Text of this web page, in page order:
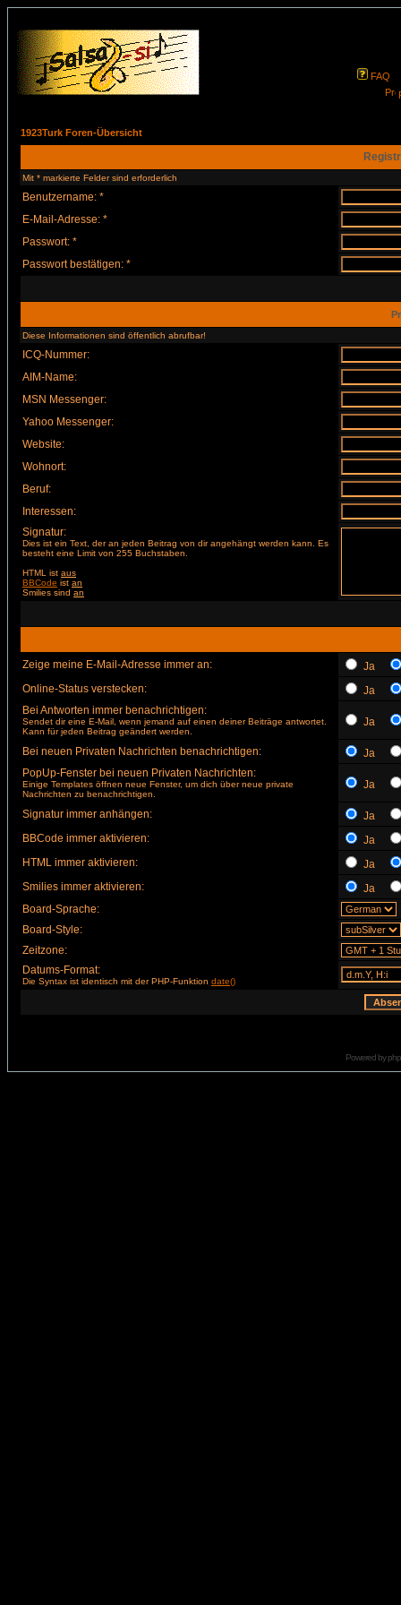
FAQ
1923Turk Foren-Übersicht
Mit * markierte Felder sind erforderlich
Benutzername: *
E-Mail-Adresse: *
Passwort: *
Passwort bestätigen: *
Diese Informationen sind öffentlich abrufbar!
ICQ-Nummer:
AIM-Name:
MSN Messenger:
Yahoo Messenger:
Website:
Wohnort:
Beruf:
Interessen:
Signatur:
Dies ist ein Text, der an jeden Beitrag von dir angehängt werden kann. Es
besteht eine Limit von 255 Buchstaben.
HTML ist aus
BBCode ist an
Smilies sind an
Zeige meine E-Mail-Adresse immer an:
Ja
Online-Status verstecken:
Ja
Bei Antworten immer benachrichtigen:
Sendet dir eine E-Mail, wenn jemand auf einen deiner Beiträge antwortet.
Kann für jeden Beitrag geändert werden.
Ja
Bei neuen Privaten Nachrichten benachrichtigen:
Ja
PopUp-Fenster bei neuen Privaten Nachrichten:
Einige Templates öffnen neue Fenster, um dich über neue private
Nachrichten zu benachrichtigen.
Ja
Signatur immer anhängen:
Ja
BBCode immer aktivieren:
Ja
HTML immer aktivieren:
Ja
Smilies immer aktivieren:
Ja
Board-Sprache:
Board-Style:
Zeitzone:
Datums-Format:
Die Syntax ist identisch mit der PHP-Funktion date()
Powered by